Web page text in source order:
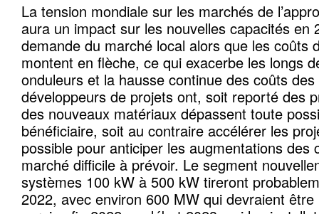
La tension mondiale sur les marchés de
aura un impact sur les nouvelles capacités en
demande du marché local alors que les coûts
montent en flèche, ce qui exacerbe les longs
onduleurs et la hausse continue des coûts
développeurs de projets ont, soit reporté des
des nouveaux matériaux dépassent toute
bénéficiaire, soit au contraire accélérer les
possible pour anticiper les augmentations des
marché difficile à prévoir. Le segment
systèmes 100 kW à 500 kW tireront
2022, avec environ 600 MW qui devraient